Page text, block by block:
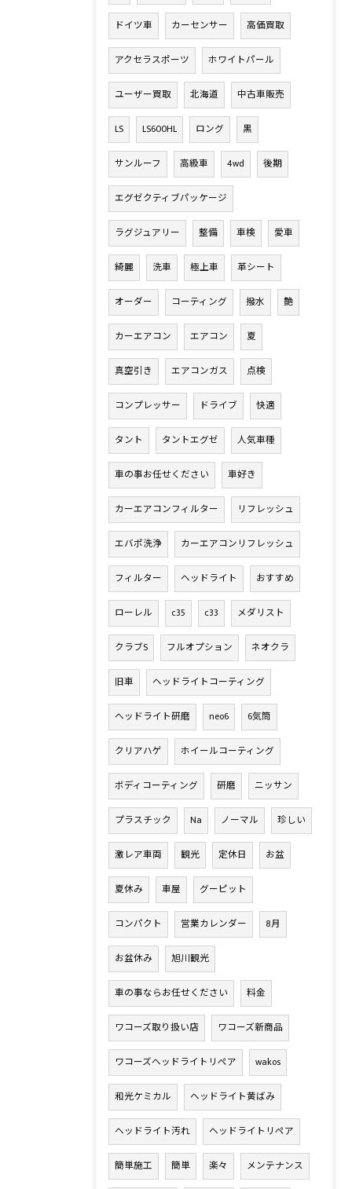
ドイツ車 カーセンサー 高価買取
アクセラスポーツ ホワイトパール
ユーザー買取 北海道 中古車販売
LS LS600HL ロング 黒
サンルーフ 高級車 4wd 後期
エグゼクティブパッケージ
ラグジュアリー 整備 車検 愛車
綺麗 洗車 極上車 革シート
オーダー コーティング 撥水 艶
カーエアコン エアコン 夏
真空引き エアコンガス 点検
コンプレッサー ドライブ 快適
タント タントエグゼ 人気車種
車の事お任せください 車好き
カーエアコンフィルター リフレッシュ
エバポ洗浄 カーエアコンリフレッシュ
フィルター ヘッドライト おすすめ
ローレル c35 c33 メダリスト
クラブS フルオプション ネオクラ
旧車 ヘッドライトコーティング
ヘッドライト研磨 neo6 6気筒
クリアハゲ ホイールコーティング
ボディコーティング 研磨 ニッサン
プラスチック Na ノーマル 珍しい
激レア車両 観光 定休日 お盆
夏休み 車屋 グーピット
コンパクト 営業カレンダー 8月
お盆休み 旭川観光
車の事ならお任せください 料金
ワコーズ取り扱い店 ワコーズ新商品
ワコーズヘッドライトリペア wakos
和光ケミカル ヘッドライト黄ばみ
ヘッドライト汚れ ヘッドライトリペア
簡単施工 簡単 楽々 メンテナンス